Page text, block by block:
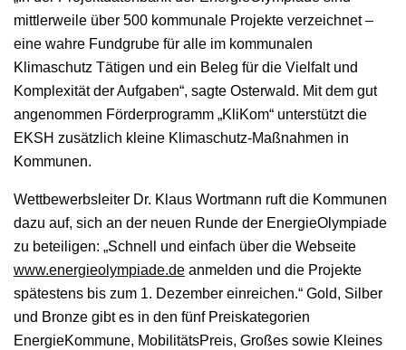
mittlerweile über 500 kommunale Projekte verzeichnet –
eine wahre Fundgrube für alle im kommunalen
Klimaschutz Tätigen und ein Beleg für die Vielfalt und
Komplexität der Aufgaben“, sagte Osterwald. Mit dem gut
angenommen Förderprogramm „KliKom“ unterstützt die
EKSH zusätzlich kleine Klimaschutz-Maßnahmen in
Kommunen.
Wettbewerbsleiter Dr. Klaus Wortmann ruft die Kommunen
dazu auf, sich an der neuen Runde der EnergieOlympiade
zu beteiligen: „Schnell und einfach über die Webseite
www.energieolympiade.de anmelden und die Projekte
spätestens bis zum 1. Dezember einreichen.“ Gold, Silber
und Bronze gibt es in den fünf Preiskategorien
EnergieKommune, MobilitätsPreis, Großes sowie Kleines